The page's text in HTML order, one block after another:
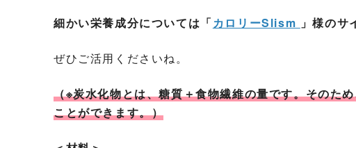
細かい栄養成分については「カロリーSlism 」様のサ
ぜひご活用くださいね。
（※炭水化物とは、糖質＋食物繊維の量です。そのた
ことができます。）